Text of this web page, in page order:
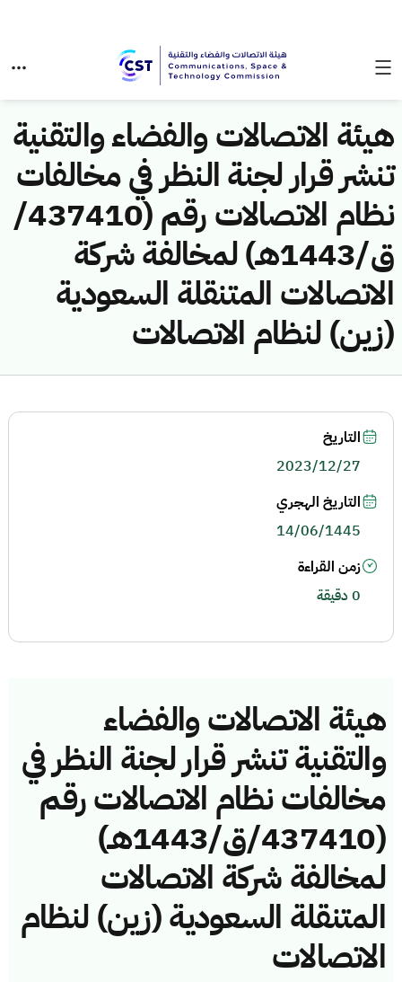
هيئة الاتصالات والفضاء والتقنية
تنشر قرار لجنة النظر في مخالفات
نظام الاتصالات رقم (437410/
ق/1443هـ) لمخالفة شركة
الاتصالات المتنقلة السعودية
(زين) لنظام الاتصالات
هيئة الاتصالات والفضاء
والتقنية تنشر قرار لجنة النظر في
مخالفات نظام الاتصالات رقم
(437410/ق/1443هـ)
لمخالفة شركة الاتصالات
المتنقلة السعودية (زين) لنظام
الاتصالات
التاريخ
2023/12/27
التاريخ الهجري
14/06/1445
زمن القراءة
0 دقيقة